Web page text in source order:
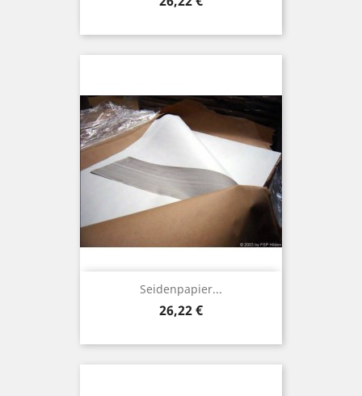
Seidenpapier...
Preis
26,22 €